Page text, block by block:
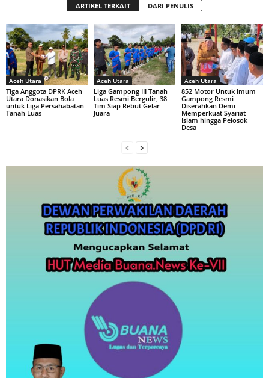
ARTIKEL TERKAIT DARI PENULIS
Aceh Utara
Tiga Anggota DPRK Aceh
Utara Donasikan Bola
untuk Liga Persahabatan
Tanah Luas
Aceh Utara
Liga Gampong III Tanah
Luas Resmi Bergulir, 38
Tim Siap Rebut Gelar
Juara
Aceh Utara
852 Motor Untuk Imum
Gampong Resmi
Diserahkan Demi
Memperkuat Syariat
Islam hingga Pelosok
Desa